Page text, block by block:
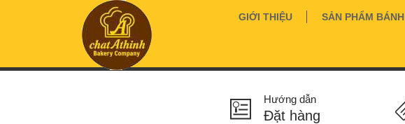
GIỚI THIỆU SẢN PHẨM BÁNH
Hướng dẫn
Đặt hàng